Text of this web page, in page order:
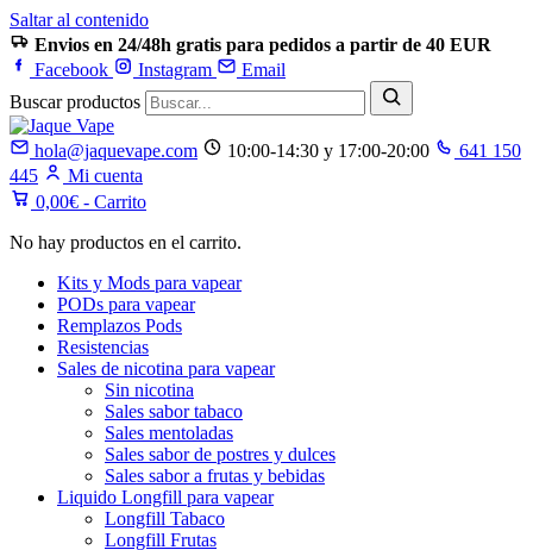
Saltar al contenido
Envios en 24/48h gratis para pedidos a partir de 40 EUR
Facebook
Instagram
Email
Buscar productos
hola@jaquevape.com 10:00-14:30 y 17:00-20:00
641 150
445
Mi cuenta
0,00€ - Carrito
No hay productos en el carrito.
Kits y Mods para vapear
PODs para vapear
Remplazos Pods
Resistencias
Sales de nicotina para vapear
Sin nicotina
Sales sabor tabaco
Sales mentoladas
Sales sabor de postres y dulces
Sales sabor a frutas y bebidas
Liquido Longfill para vapear
Longfill Tabaco
Longfill Frutas